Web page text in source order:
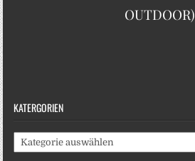
OUTDOOR)
KATERGORIEN
Katergorien